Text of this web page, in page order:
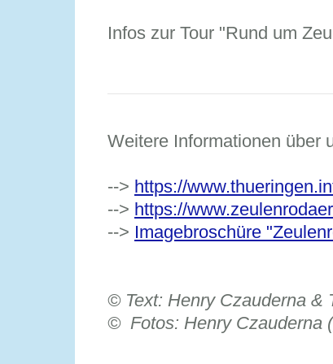
Infos zur Tour "Rund um
Weitere Informationen über
--> https://
--> https://
--> Imagebroschüre
©Text: Henry Czauderna &
©Fotos: Henry Czauderna (